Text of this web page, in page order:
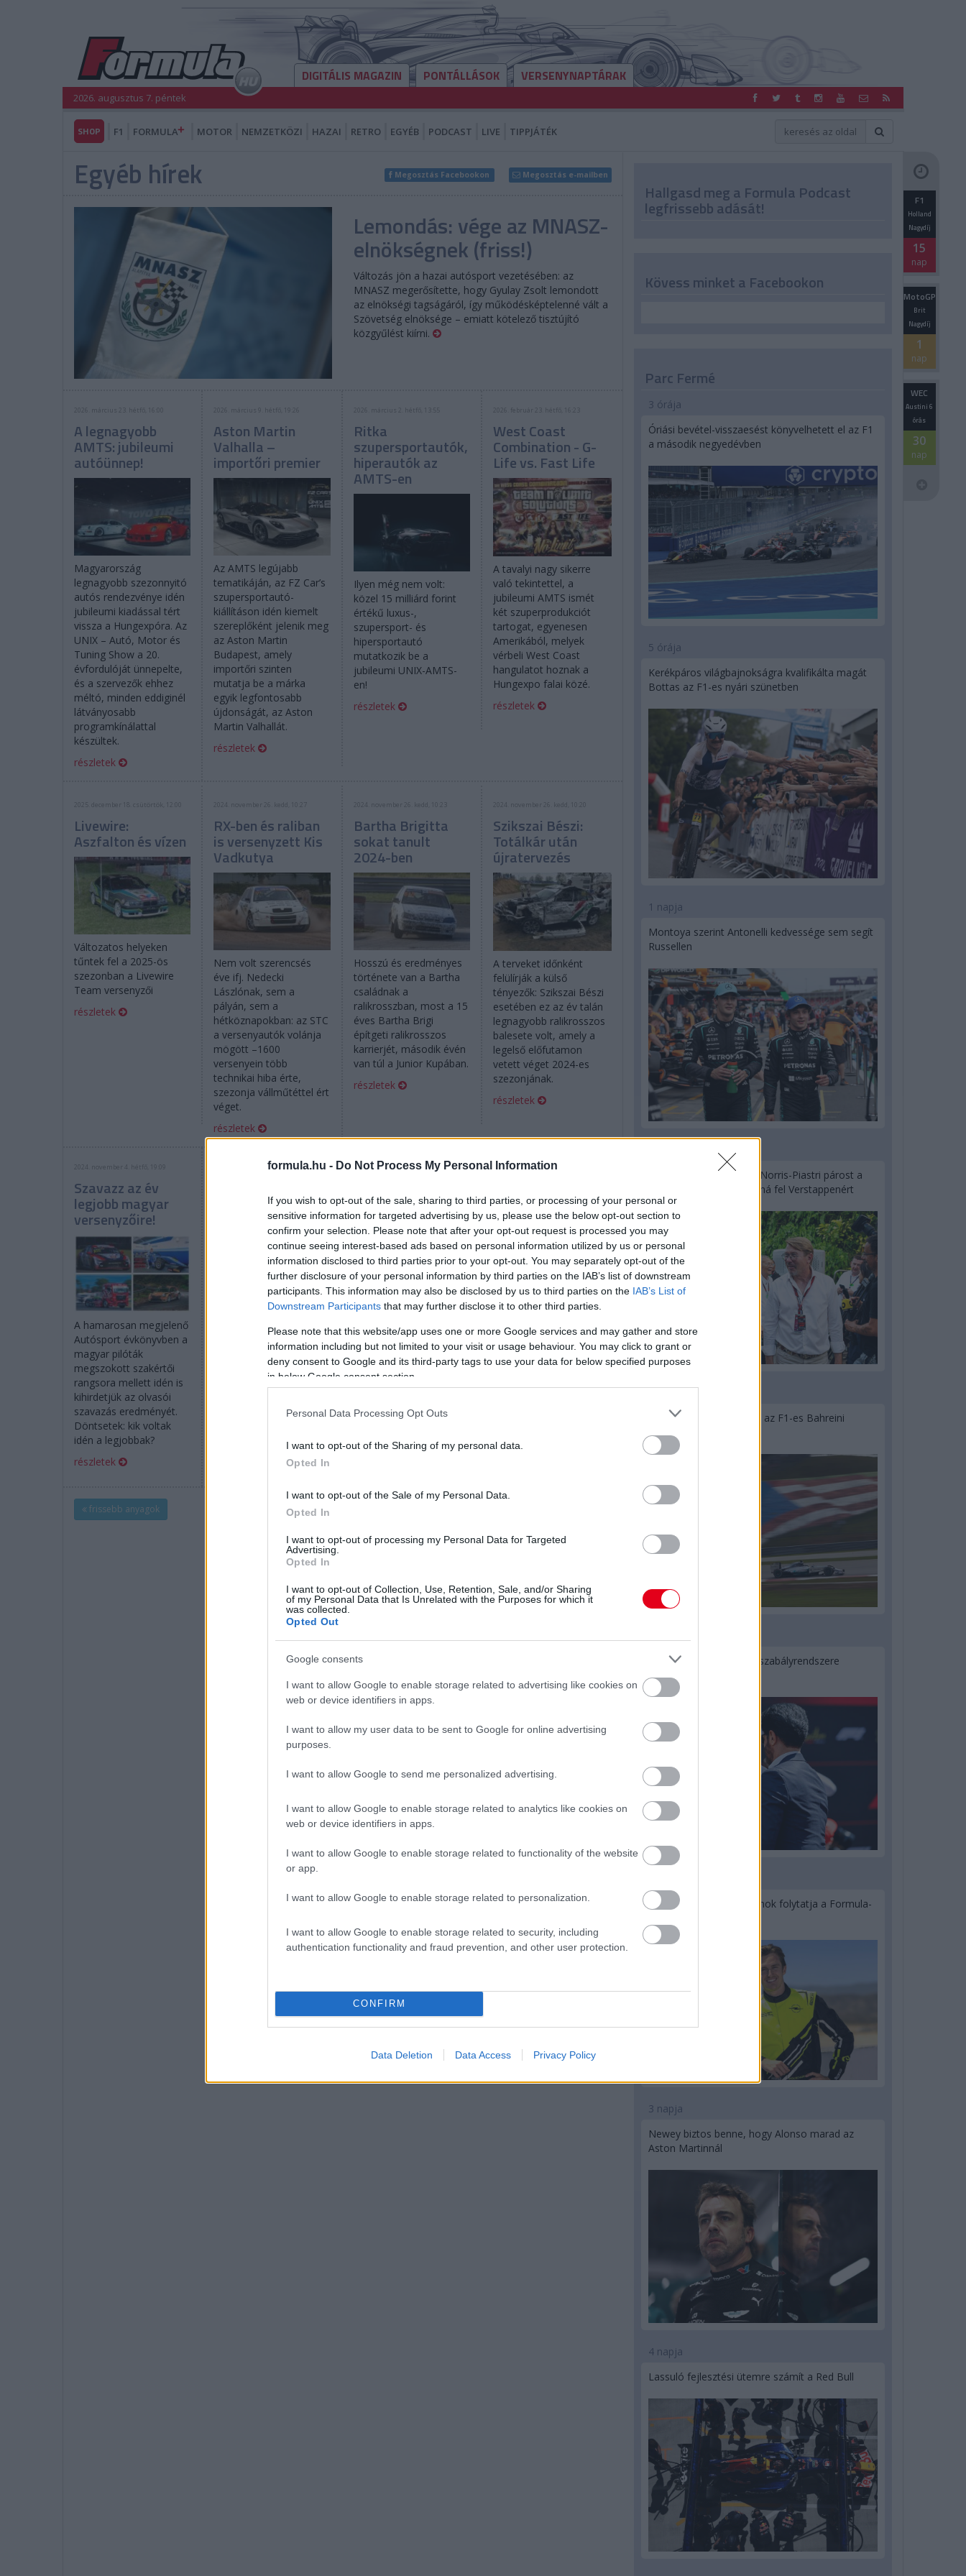
formula.hu - Do Not Process My Personal Information
If you wish to opt-out of the sale, sharing to third parties, or processing of your personal or
sensitive information for targeted advertising by us, please use the below opt-out section to
confirm your selection. Please note that after your opt-out request is processed you may
continue seeing interest-based ads based on personal information utilized by us or personal
information disclosed to third parties prior to your opt-out. You may separately opt-out of the
further disclosure of your personal information by third parties on the IAB’s list of downstream
participants. This information may also be disclosed by us to third parties on the IAB’s List of
Downstream Participants that may further disclose it to other third parties.
Please note that this website/app uses one or more Google services and may gather and store
information including but not limited to your visit or usage behaviour. You may click to grant or
deny consent to Google and its third-party tags to use your data for below specified purposes
in below Google consent section.
Personal Data Processing Opt Outs
I want to opt-out of the Sharing of my personal data.
Opted In
I want to opt-out of the Sale of my Personal Data.
Opted In
I want to opt-out of processing my Personal Data for Targeted
Advertising.
Opted In
I want to opt-out of Collection, Use, Retention, Sale, and/or Sharing
of my Personal Data that Is Unrelated with the Purposes for which it
was collected.
Opted Out
Google consents
I want to allow Google to enable storage related to advertising like cookies on
web or device identifiers in apps.
I want to allow my user data to be sent to Google for online advertising
purposes.
I want to allow Google to send me personalized advertising.
I want to allow Google to enable storage related to analytics like cookies on
web or device identifiers in apps.
I want to allow Google to enable storage related to functionality of the website
or app.
I want to allow Google to enable storage related to personalization.
I want to allow Google to enable storage related to security, including
authentication functionality and fraud prevention, and other user protection.
CONFIRM
Data Deletion Data Access Privacy Policy
DIGITÁLIS MAGAZIN PONTÁLLÁSOK VERSENYNAPTÁRAK
2026. augusztus 7. péntek
SHOP F1 FORMULA MOTOR NEMZETKÖZI HAZAI RETRO EGYÉB PODCAST LIVE TIPPJÁTÉK
Egyéb hírek Megosztás e-mailben
Megosztás Facebookon
Lemondás: vége az MNASZ-
elnökségnek (friss!)
Változás jön a hazai autósport vezetésében: az
MNASZ megerősítette, hogy Gyulay Zsolt lemondott
az elnökségi tagságáról, így működésképtelenné vált a
Szövetség elnöksége – emiatt kötelező tisztújító
közgyűlést kiírni.
2026. március 23. hétfő, 16:00
A legnagyobb
AMTS: jubileumi
autóünnep!
Magyarország
legnagyobb szezonnyitó
autós rendezvénye idén
jubileumi kiadással tért
vissza a Hungexpóra. Az
UNIX – Autó, Motor és
Tuning Show a 20.
évfordulóját ünnepelte,
és a szervezők ehhez
méltó, minden eddiginél
látványosabb
programkínálattal
készültek.
részletek
2026. március 9. hétfő, 19:26
Aston Martin
Valhalla –
importőri premier
Az AMTS legújabb
tematikáján, az FZ Car’s
szupersportautó-
kiállításon idén kiemelt
szereplőként jelenik meg
az Aston Martin
Budapest, amely
importőri szinten
mutatja be a márka
egyik legfontosabb
újdonságát, az Aston
Martin Valhallát.
részletek
2026. március 2. hétfő, 13:55
Ritka
szupersportautók,
hiperautók az
AMTS-en
Ilyen még nem volt:
közel 15 milliárd forint
értékű luxus-,
szupersport- és
hipersportautó
mutatkozik be a
jubileumi UNIX-AMTS-
en!
részletek
2026. február 23. hétfő, 16:23
West Coast
Combination - G-
Life vs. Fast Life
A tavalyi nagy sikerre
való tekintettel, a
jubileumi AMTS ismét
két szuperprodukciót
tartogat, egyenesen
Amerikából, melyek
vérbeli West Coast
hangulatot hoznak a
Hungexpo falai közé.
részletek
2025. december 18. csütörtök, 12:00
Livewire:
Aszfalton és vízen
Változatos helyeken
tűntek fel a 2025-ös
szezonban a Livewire
Team versenyzői
részletek
2024. november 26. kedd, 10:27
RX-ben és raliban
is versenyzett Kis
Vadkutya
Nem volt szerencsés
éve ifj. Nedecki
Lászlónak, sem a
pályán, sem a
hétköznapokban: az STC
a versenyautók volánja
mögött –1600
versenyein több
technikai hiba érte,
szezonja vállműtéttel ért
véget.
részletek
2024. november 26. kedd, 10:23
Bartha Brigitta
sokat tanult
2024-ben
Hosszú és eredményes
története van a Bartha
családnak a
ralikrosszban, most a 15
éves Bartha Brigi
építgeti ralikrosszos
karrierjét, második évén
van túl a Junior Kupában.
részletek
2024. november 26. kedd, 10:20
Szikszai Bészi:
Totálkár után
újratervezés
A terveket időnként
felülírják a külső
tényezők: Szikszai Bészi
esetében ez az év talán
legnagyobb ralikrosszos
balesete volt, amely a
legelső előfutamon
vetett véget 2024-es
szezonjának.
részletek
2024. november 4. hétfő, 19:09
Szavazz az év
legjobb magyar
versenyzőire!
A hamarosan megjelenő
Autósport évkönyvben a
magyar pilóták
megszokott szakértői
rangsora mellett idén is
kihirdetjük az olvasói
szavazás eredményét.
Döntsetek: kik voltak
idén a legjobbak?
részletek
2024. április 22. hétfő, 12:36
Fest Tökölön
Tökölön gyűltek össze a
nagyágyúi a mögöttünk
hagyott hétvégén,
fotóválogatással
2023. december 13. szerda, 14:27
Richárd 2. helyig
száguldott
A #155-ös rajtszámmal
induló Kovács Ferenc
Richárd (10 éves) a Béta
Motorsport Egyesület
abszolválta második
kategóriában.
2023. december 1. péntek, 07:00
versenyzők 2023-
as toplistája
Michelisz Norbert, Vincze
Ferenc, Csomós Miklós:
ők szerezték meg a
dobogós helyezéseket a
frissebb anyagok
Hallgasd meg a Formula Podcast
legfrissebb adását! F1
Holland
Nagydíj
15
nap
MotoGP
Brit
Nagydíj
1
nap
WEC
Austini 6
órás
30
nap
Kövess minket a Facebookon
Parc Fermé
3 órája
Óriási bevétel-visszaesést könyvelhetett el az F1
a második negyedévben
5 órája
Kerékpáros világbajnokságra kvalifikálta magát
Bottas az F1-es nyári szünetben
1 napja
Montoya szerint Antonelli kedvessége sem segít
Russellen
Hakkinen megtartaná a Norris-Piastri párost a
McLarennél, nem borítaná fel Verstappenért
2 napja
Megvan, mikor kezdődik az F1-es Bahreini
Ilyen lehet a jövő F1-es szabályrendszere
Domenicali szerint
Újabb korábbi F2-es bajnok folytatja a Formula-
3 napja
Newey biztos benne, hogy Alonso marad az
Aston Martinnál
4 napja
Lassuló fejlesztési ütemre számít a Red Bull